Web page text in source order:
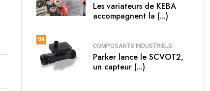
Les variateurs de KEBA
accompagnent la (...)
04
COMPOSANTS INDUSTRIELS
Parker lance le SCVOT2,
un capteur (...)